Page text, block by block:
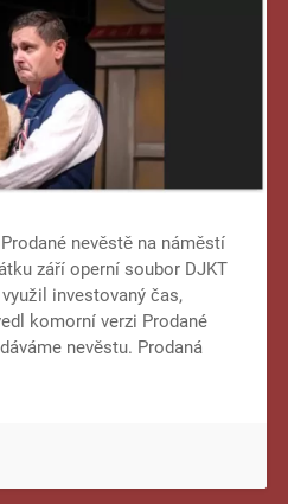
nevěstě na náměstí
září operní soubor DJKT
investovaný čas,
komorní verzi Prodané
nevěstu. Prodaná